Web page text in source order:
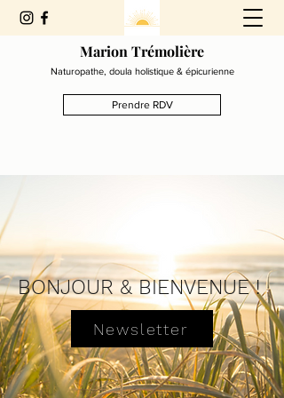
Marion Trémolière
Naturopathe, doula holistique & épicurienne
Prendre RDV
BONJOUR & BIENVENUE !
Newsletter